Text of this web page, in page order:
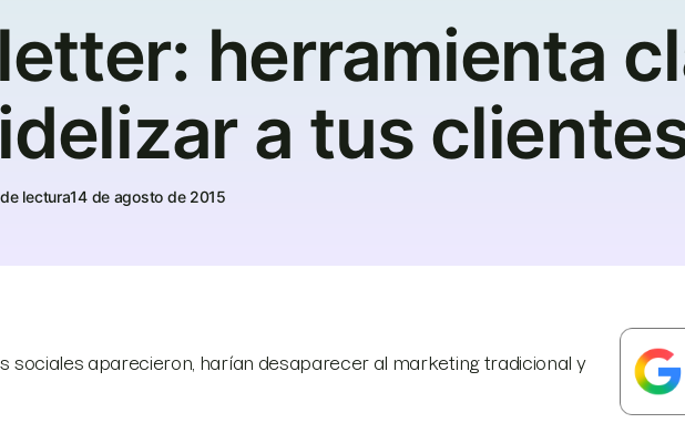
herramienta
a tus
lectura14 de agosto de 2015
sociales aparecieron, harían desaparecer al marketing tradicional y